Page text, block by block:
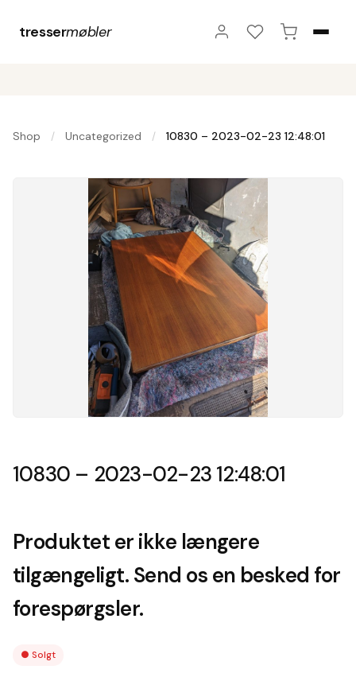
tressermøbler
Shop / Uncategorized / 10830 – 2023-02-23 12:48:01
10830 – 2023-02-23 12:48:01
Produktet er ikke længere
tilgængeligt. Send os en besked for
forespørgsler.
● Solgt